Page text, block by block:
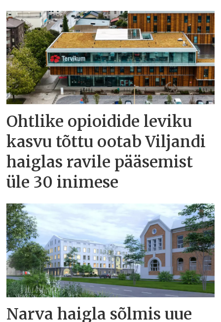
Ohtlike opioidide leviku
kasvu tõttu ootab Viljandi
haiglas ravile pääsemist
üle 30 inimese
Narva haigla sõlmis uue